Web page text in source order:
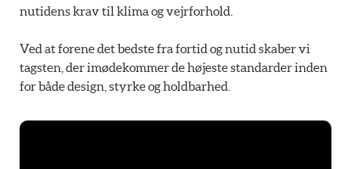
nutidens krav til klima og vejrforhold.
Ved at forene det bedste fra fortid og nutid skaber vi
tagsten, der imødekommer de højeste standarder inden
for både design, styrke og holdbarhed.